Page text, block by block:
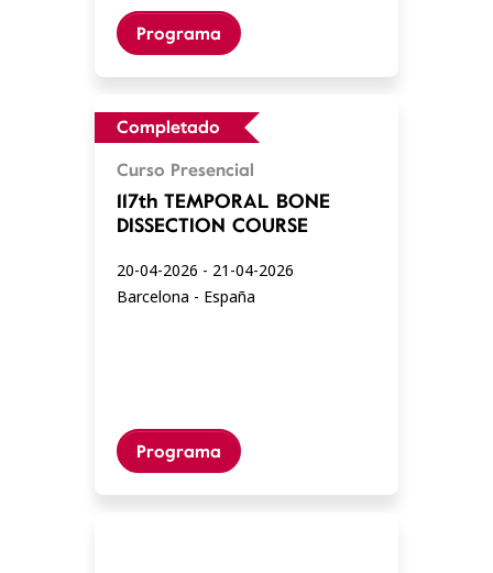
Programa
Completado
Curso Presencial
117th TEMPORAL BONE
DISSECTION COURSE
20-04-2026 - 21-04-2026
Barcelona - España
Programa